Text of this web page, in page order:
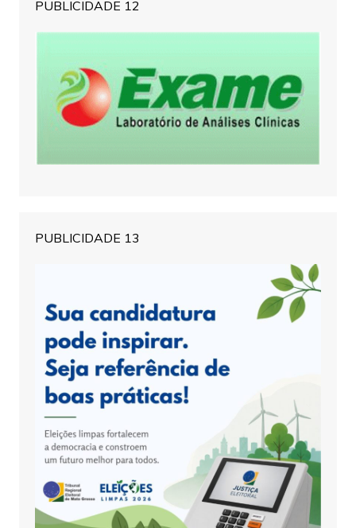
PUBLICIDADE 12
PUBLICIDADE 13